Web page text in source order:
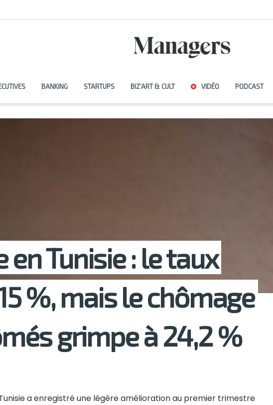
BANKING STARTUPS BIZ’ART & CULT VIDÉO PODCAST
en Tunisie : le taux
%, mais le chômage
grimpe à 24,2 %
a enregistré une légère amélioration au premier trimestre